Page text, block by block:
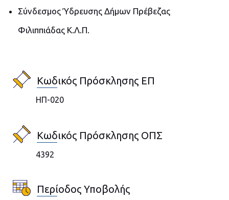
Σύνδεσμος Ύδρευσης Δήμων Πρέβεζας
Φιλιππιάδας Κ.Λ.Π.
Κωδικός Πρόσκλησης ΕΠ
ΗΠ-020
Κωδικός Πρόσκλησης ΟΠΣ
4392
Περίοδος Υποβολής